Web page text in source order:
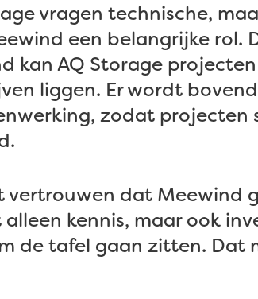
vragen technische,
een belangrijke rol.
kan AQ Storage
liggen. Er wordt
zodat projecten
vertrouwen dat Meewind
kennis, maar ook
de tafel gaan zitten. Dat